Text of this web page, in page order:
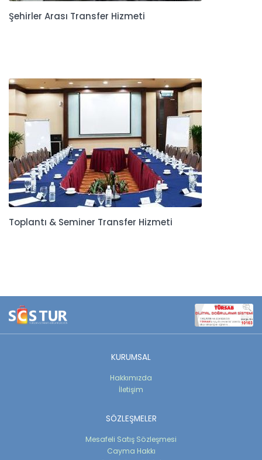
Şehirler Arası Transfer Hizmeti
Toplantı & Seminer Transfer Hizmeti
KURUMSAL
Hakkımızda
İletişim
SÖZLEŞMELER
Mesafeli Satış Sözleşmesi
Cayma Hakkı